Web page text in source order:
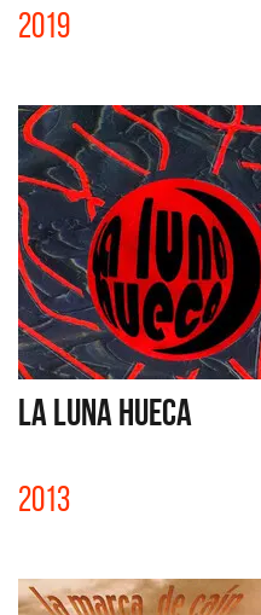
2019
LA LUNA HUECA
2013